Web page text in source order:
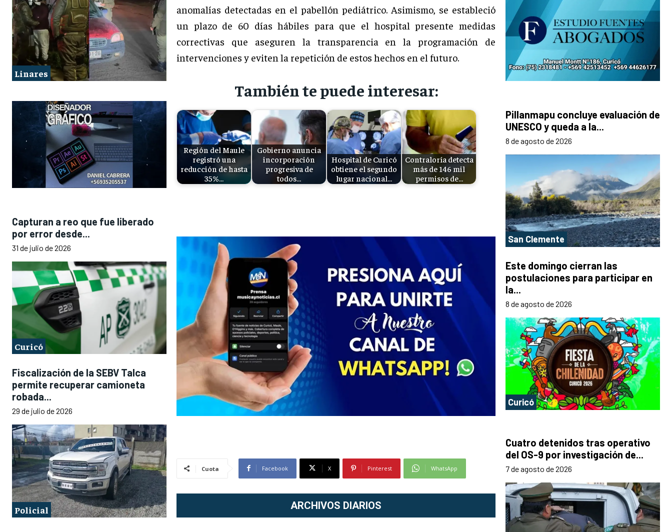
Linares
Capturan a reo que fue liberado
por error desde...
31 de julio de 2026
Curicó
Fiscalización de la SEBV Talca
permite recuperar camioneta
robada...
29 de julio de 2026
Policial
anomalías detectadas en el pabellón pediátrico. Asimismo, se estableció
un plazo de 60 días hábiles para que el hospital presente medidas
correctivas que aseguren la transparencia en la programación de
intervenciones y eviten la repetición de estos hechos en el futuro.
También te puede interesar:
Región del Maule
registró una
reducción de hasta
35%…
Gobierno anuncia
incorporación
progresiva de
todos…
Hospital de Curicó
obtiene el segundo
lugar nacional…
Contraloría detecta
más de 146 mil
permisos de…
Cuota Facebook X Pinterest WhatsApp
ARCHIVOS DIARIOS
Pillanmapu concluye evaluación de
UNESCO y queda a la...
8 de agosto de 2026
San Clemente
Este domingo cierran las
postulaciones para participar en
la...
8 de agosto de 2026
Curicó
Cuatro detenidos tras operativo
del OS-9 por investigación de...
7 de agosto de 2026